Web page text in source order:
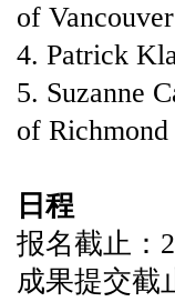
of Vancouver
4. Patrick
5. Suzanne
of Richmond
日程
报名截止：
成果提交截